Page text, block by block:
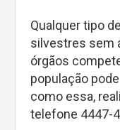
Qualquer tipo
silvestres sem
órgãos
população
como essa,
telefone 4447-